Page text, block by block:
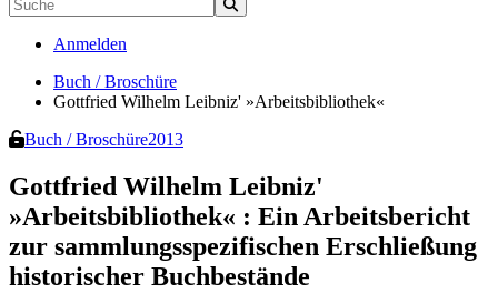
Anmelden
Buch / Broschüre
Gottfried Wilhelm Leibniz' »Arbeitsbibliothek«
Buch / Broschüre2013
Gottfried Wilhelm Leibniz'
»Arbeitsbibliothek« : Ein Arbeitsbericht
zur sammlungsspezifischen Erschließung
historischer Buchbestände